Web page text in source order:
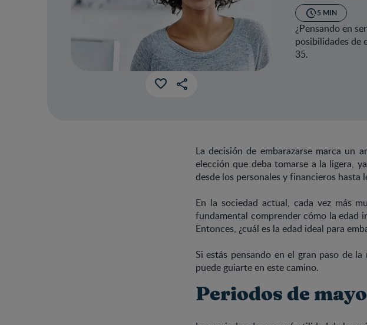
5 MIN
¿Pensando en
posibilidades de
35.
La decisión de embarazarse marca un
elección que deba tomarse a la ligera,
desde los personales y financieros
En la sociedad actual, cada vez más
fundamental comprender cómo la edad
Entonces, ¿cuál es la edad ideal para
Si estás pensando en el gran paso de
puede guiarte en este camino.
Periodos de